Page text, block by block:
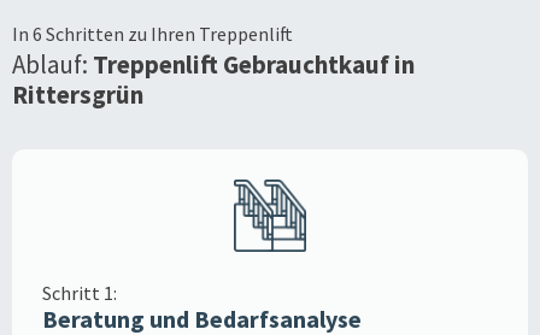
In 6 Schritten zu Ihren Treppenlift
Ablauf: Treppenlift Gebrauchtkauf in
Rittersgrün
Schritt 1:
Beratung und Bedarfsanalyse